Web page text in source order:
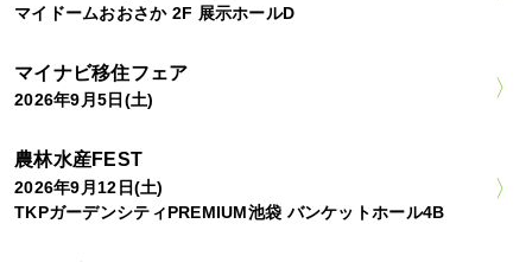
マイドームおおさか 2F 展示ホールD
マイナビ移住フェア
2026年9月5日(土)
農林水産FEST
2026年9月12日(土)
TKPガーデンシティPREMIUM池袋 バンケットホール4B